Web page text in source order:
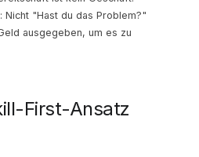
Nicht "Hast du das Problem?"
ausgegeben, um es zu
First-Ansatz